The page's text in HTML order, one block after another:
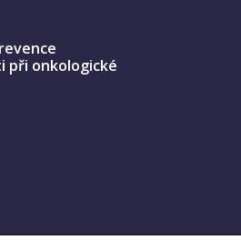
při onkologické